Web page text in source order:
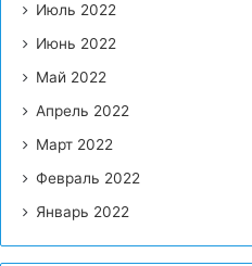
Июль 2022
Июнь 2022
Май 2022
Апрель 2022
Март 2022
Февраль 2022
Январь 2022